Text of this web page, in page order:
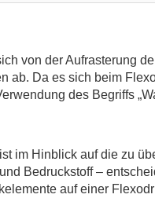
von der Aufrasterung
ab. Da es sich beim
des Begriffs
im Hinblick auf die zu
Bedruckstoff –
auf einer